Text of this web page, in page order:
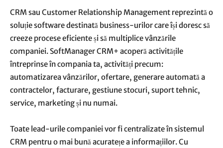
CRM sau Customer Relationship Management reprezintă o
soluție software destinată business-urilor care își doresc să
creeze procese eficiente și să multiplice vânzările
companiei. SoftManager CRM+ acoperă activitățile
întreprinse în compania ta, activități precum:
automatizarea vânzărilor, ofertare, generare automată a
contractelor, facturare, gestiune stocuri, suport tehnic,
service, marketing și nu numai.
Toate lead-urile companiei vor fi centralizate în sistemul
CRM pentru o mai bună acuratețe a informațiilor. Cu